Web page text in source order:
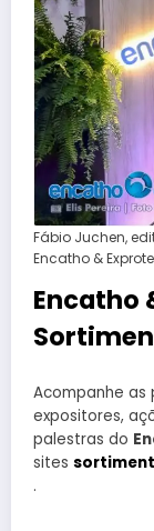
Fábio Juchen,
Encatho &
Encatho
Acompanhe as
expositores,
palestras do
sites
.